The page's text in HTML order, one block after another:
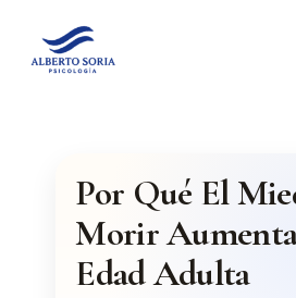
contenido
Por Qué El
Morir
Edad Adulta